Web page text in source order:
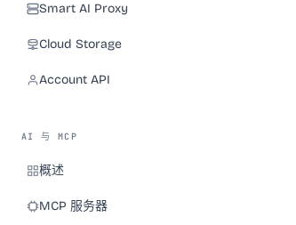
Smart AI Proxy
Cloud Storage
Account API
AI 与 MCP
概述
MCP 服务器